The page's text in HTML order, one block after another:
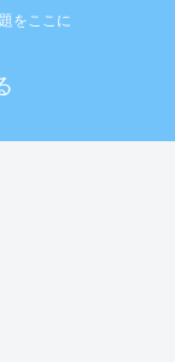
をここに